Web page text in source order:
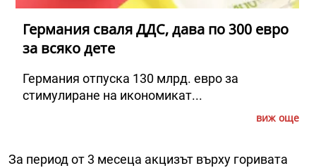
Германия сваля ДДС, дава по 300 евро
за всяко дете
Германия отпуска 130 млрд. евро за
стимулиране на икономикат...
виж още
За период от 3 месеца акцизът върху горивата